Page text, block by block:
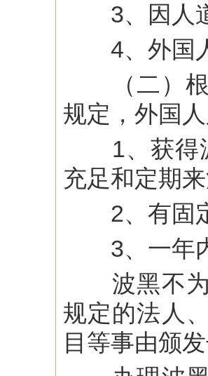
3、因人道
4、外国人
（二）根
规定，外国
1、获得波
充足和定期
2、有固定
3、一年内
波黑不为
规定的法人
目等事由颁